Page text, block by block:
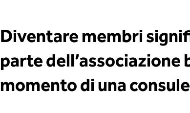
Diventare membri
parte dell’associazione
momento di una